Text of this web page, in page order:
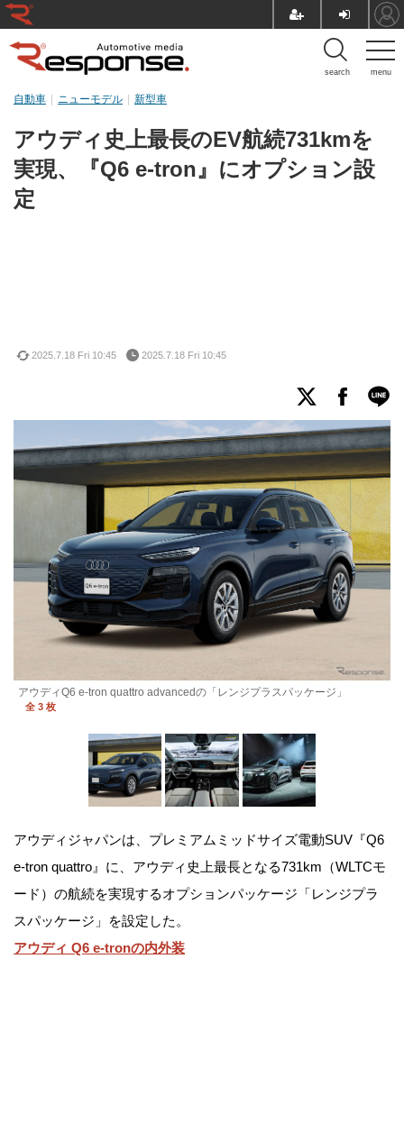
menu
search
アウディ史上最長のEV航続731kmを
実現、『Q6 e-tron』にオプション設
定
自動車 ニューモデル 新型車
2025.7.18 Fri 10:45 2025.7.18 Fri 10:45
アウディQ6 e-tron quattro advancedの「レンジプラスパッケージ」
全 3 枚
アウディジャパンは、プレミアムミッドサイズ電動SUV『Q6
e-tron quattro』に、アウディ史上最長となる731km（WLTCモ
ード）の航続を実現するオプションパッケージ「レンジプラ
スパッケージ」を設定した。
アウディ Q6 e-tronの内外装